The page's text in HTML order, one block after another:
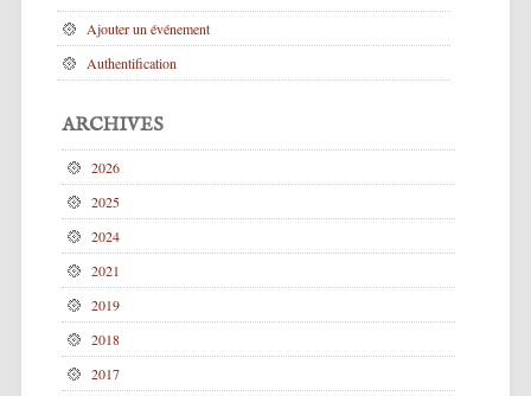
Ajouter un événement
Authentification
ARCHIVES
2026
2025
2024
2021
2019
2018
2017